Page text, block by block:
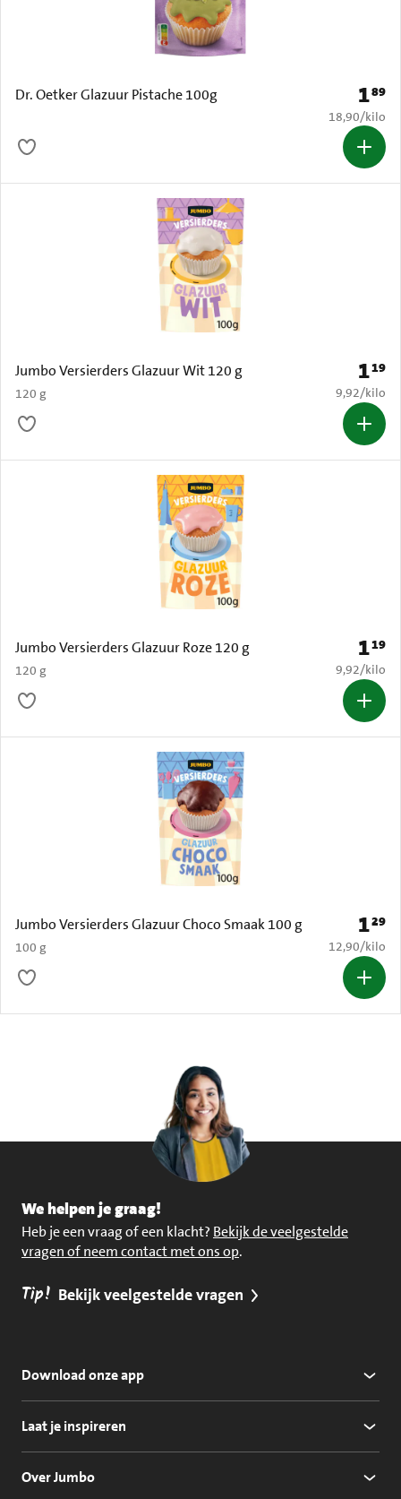
Dr. Oetker Glazuur Pistache 100g Prijs:
189
€ 18,90 per
18,90/kilo
Jumbo Versierders Glazuur Wit 120 g
120 g
Prijs:
119
€ 9,92 per
9,92/kilo
Jumbo Versierders Glazuur Roze 120 g
120 g
Prijs:
119
€ 9,92 per
9,92/kilo
Jumbo Versierders Glazuur Choco Smaak 100 g
100 g
Prijs:
129
€ 12,90 per
12,90/kilo
We helpen je graag!
Heb je een vraag of een klacht? Bekijk de veelgestelde
vragen of neem contact met ons op.
Tip! Bekijk veelgestelde vragen
Download onze app
Laat je inspireren
Over Jumbo